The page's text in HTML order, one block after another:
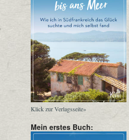
Klick zur Verlagsseite»
Mein erstes Buch: